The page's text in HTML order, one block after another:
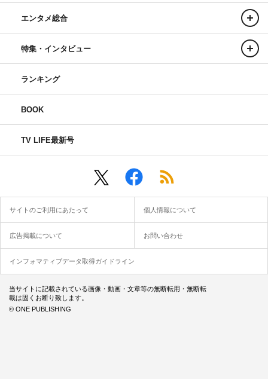
エンタメ総合
特集・インタビュー
ランキング
BOOK
TV LIFE最新号
サイトのご利用にあたって 個人情報について
広告掲載について お問い合わせ
インフォマティブデータ取得ガイドライン
当サイトに記載されている画像・動画・文章等の無断転用・無断転
載は固くお断り致します。
© ONE PUBLISHING